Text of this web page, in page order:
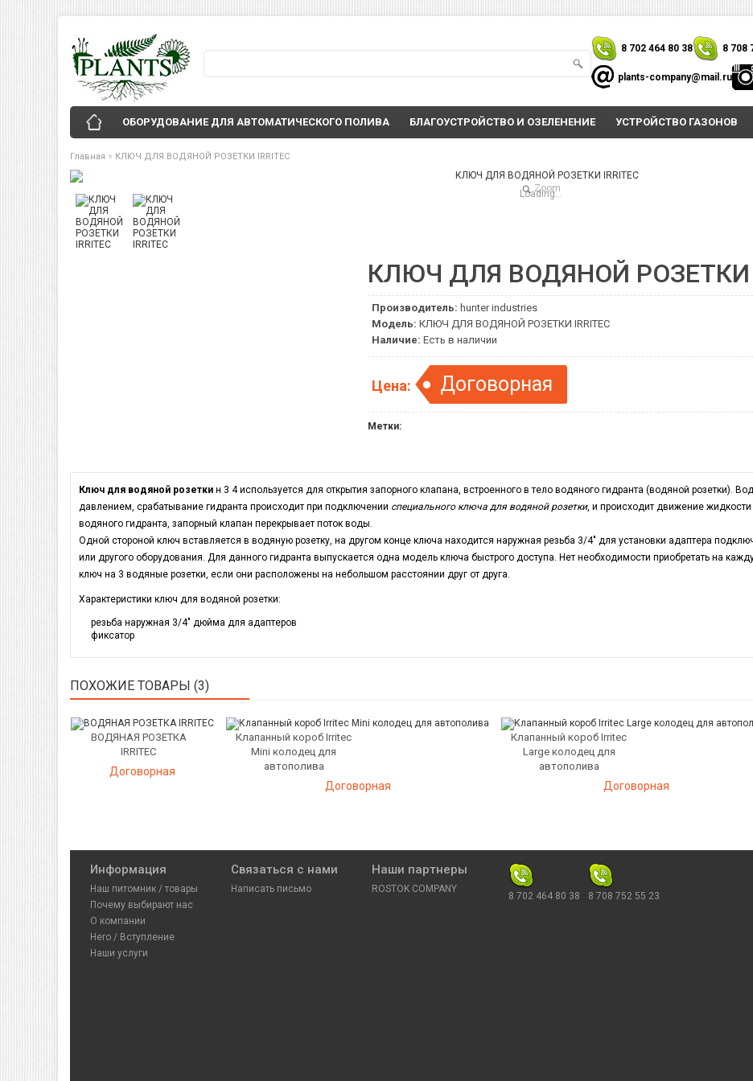
8 702 464 80 38 8 708
plants-company@mail.ru
ОБОРУДОВАНИЕ ДЛЯ АВТОМАТИЧЕСКОГО ПОЛИВА БЛАГОУСТРОЙСТВО И ОЗЕЛЕНЕНИЕ УСТРОЙСТВО ГАЗОНОВ
Главная » КЛЮЧ ДЛЯ ВОДЯНОЙ РОЗЕТКИ IRRITEC
Zoom
Loading...
КЛЮЧ ДЛЯ ВОДЯНОЙ РОЗЕТКИ
Производитель: hunter industries
Модель: КЛЮЧ ДЛЯ ВОДЯНОЙ РОЗЕТКИ IRRITEC
Наличие: Есть в наличии
Цена: Договорная
Метки:
Ключ для водяной розетки н 3 4 используется для открытия запорного клапана, встроенного в тело водяного гидранта (водяной розетки).
давлением, срабатывание гидранта происходит при подключении специального ключа для водяной розетки, и происходит движение
водяного гидранта, запорный клапан перекрывает поток воды.
Одной стороной ключ вставляется в водяную розетку, на другом конце ключа находится наружная резьба 3/4" для установки адаптера
или другого оборудования. Для данного гидранта выпускается одна модель ключа быстрого доступа. Нет необходимости приобретать на
ключ на 3 водяные розетки, если они расположены на небольшом расстоянии друг от друга.
Характеристики ключ для водяной розетки:
резьба наружная 3/4" дюйма для адаптеров
фиксатор
ПОХОЖИЕ ТОВАРЫ (3)
ВОДЯНАЯ РОЗЕТКА
IRRITEC
Договорная
Клапанный короб Irritec
Mini колодец для
автополива
Договорная
Клапанный короб Irritec
Large колодец для
автополива
Договорная
Информация
Наш питомник / товары
Почему выбирают нас
О компании
Hero / Вступление
Наши услуги
Связаться с нами
Написать письмо
Наши партнеры
ROSTOK COMPANY
8 702 464 80 38 8 708 752 55 23